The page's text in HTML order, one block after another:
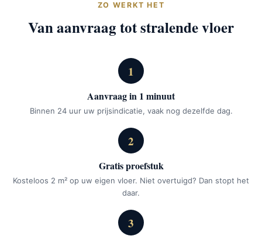
ZO WERKT HET
Van aanvraag tot stralende vloer
1
Aanvraag in 1 minuut
Binnen 24 uur uw prijsindicatie, vaak nog dezelfde dag.
2
Gratis proefstuk
Kosteloos 2 m² op uw eigen vloer. Niet overtuigd? Dan stopt het
daar.
3